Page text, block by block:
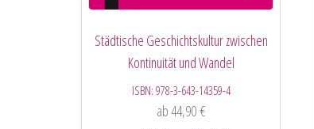
Städtische Geschichtskultur zwischen
Kontinuität und Wandel
ISBN: 978-3-643-14359-4
ab44,90 €